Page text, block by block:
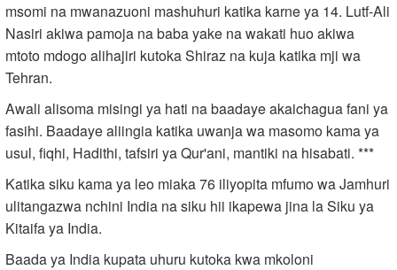
msomi na mwanazuoni mashuhuri katika karne ya 14. Lutf-Ali
Nasiri akiwa pamoja na baba yake na wakati huo akiwa
mtoto mdogo alihajiri kutoka Shiraz na kuja katika mji wa
Tehran.
Awali alisoma misingi ya hati na baadaye akaichagua fani ya
fasihi. Baadaye aliingia katika uwanja wa masomo kama ya
usul, fiqhi, Hadithi, tafsiri ya Qur'ani, mantiki na hisabati. ***
Katika siku kama ya leo miaka 76 iliyopita mfumo wa Jamhuri
ulitangazwa nchini India na siku hii ikapewa jina la Siku ya
Kitaifa ya India.
Baada ya India kupata uhuru kutoka kwa mkoloni